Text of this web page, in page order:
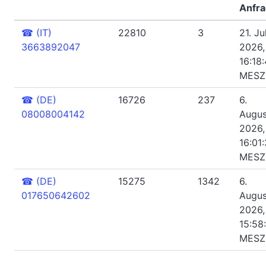
☎ (IT)
3663892047
22810 3
21.
2026,
MESZ
☎ (DE)
08008004142
16726 237
6.
2026,
MESZ
☎ (DE)
017650642602
15275 1342
6.
2026,
MESZ